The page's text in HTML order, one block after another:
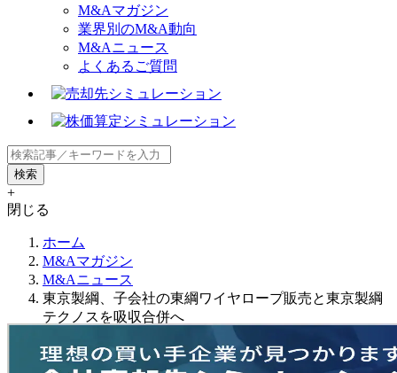
M&Aマガジン
業界別のM&A動向
M&Aニュース
よくあるご質問
+
閉じる
ホーム
M&Aマガジン
M&Aニュース
東京製綱、子会社の東綱ワイヤロープ販売と東京製綱
テクノスを吸収合併へ